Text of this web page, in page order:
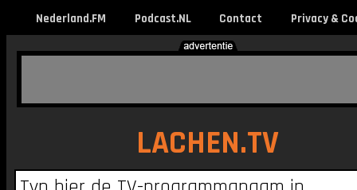
Nederland.FM Podcast.NL Contact Privacy &
LACHEN.TV